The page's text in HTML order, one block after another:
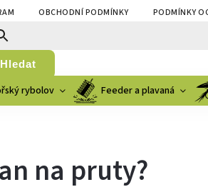
OBCHODNÍ PODMÍNKY PODMÍNKY
Hledat
rybolov Feeder a plavaná
na pruty?